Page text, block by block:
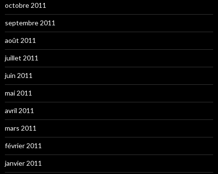
octobre 2011
septembre 2011
août 2011
juillet 2011
juin 2011
mai 2011
avril 2011
mars 2011
février 2011
janvier 2011